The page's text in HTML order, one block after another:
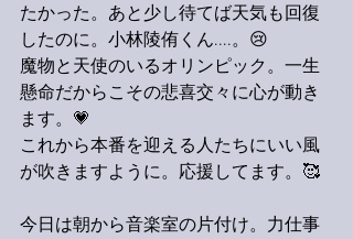
たかった。あと少し待てば天気も回復
したのに。小林陵侑くん....。😢
魔物と天使のいるオリンピック。一生
懸命だからこその悲喜交々に心が動き
ます。💗
これから本番を迎える人たちにいい風
が吹きますように。応援してます。🥰
今日は朝から音楽室の片付け。力仕事